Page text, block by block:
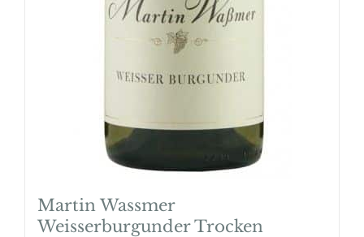
Martin Wassmer
Weisserburgunder Trocken